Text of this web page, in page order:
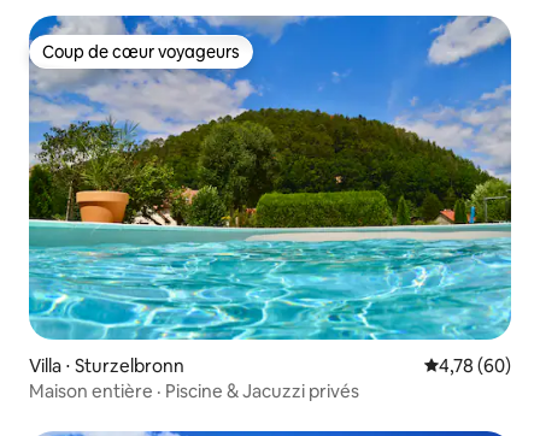
Coup de cœur voyageurs
Coup de cœur voyageurs
Villa ⋅ Sturzelbronn Évaluation
4,78 (60)
Maison entière · Piscine & Jacuzzi privés